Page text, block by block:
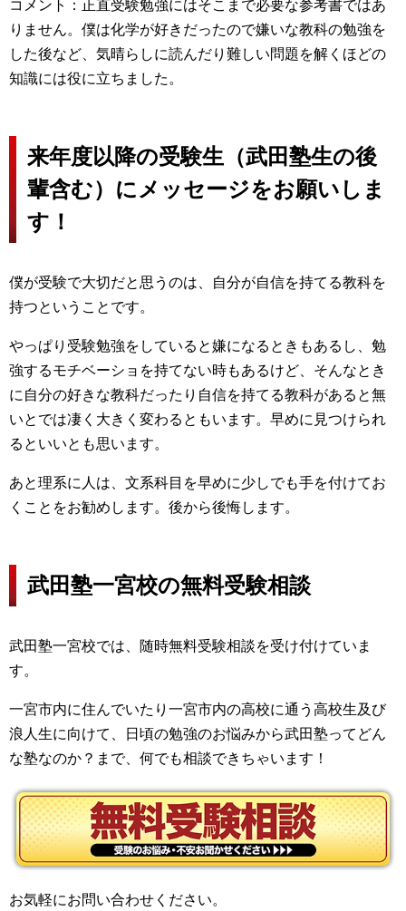
コメント：正直受験勉強にはそこまで必要な参考書ではあ
りません。僕は化学が好きだったので嫌いな教科の勉強を
した後など、気晴らしに読んだり難しい問題を解くほどの
知識には役に立ちました。
来年度以降の受験生（武田塾生の後
輩含む）にメッセージをお願いしま
す！
僕が受験で大切だと思うのは、自分が自信を持てる教科を
持つということです。
やっぱり受験勉強をしていると嫌になるときもあるし、勉
強するモチベーショを持てない時もあるけど、そんなとき
に自分の好きな教科だったり自信を持てる教科があると無
いとでは凄く大きく変わるともいます。早めに見つけられ
るといいとも思います。
あと理系に人は、文系科目を早めに少しでも手を付けてお
くことをお勧めします。後から後悔します。
武田塾一宮校の無料受験相談
武田塾一宮校では、随時無料受験相談を受け付けていま
す。
一宮市内に住んでいたり一宮市内の高校に通う高校生及び
浪人生に向けて、日頃の勉強のお悩みから武田塾ってどん
な塾なのか？まで、何でも相談できちゃいます！
お気軽にお問い合わせください。